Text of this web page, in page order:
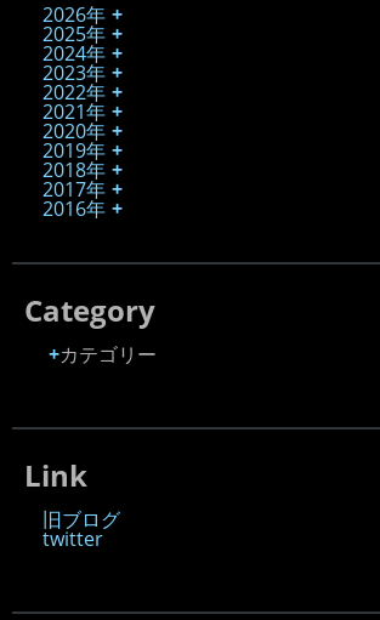
2026年
2025年
2024年
2023年
2022年
2021年
2020年
2019年
2018年
2017年
2016年
Category
カテゴリー
Link
旧ブログ
twitter